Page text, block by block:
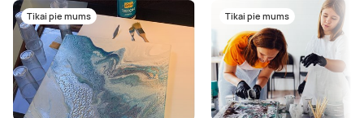
Tikai pie mums Tikai pie mums